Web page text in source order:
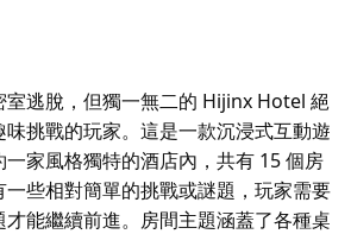
室逃脫，但獨一無二的 Hijinx Hotel 絕
挑戰的玩家。這是一款沉浸式互動遊
家風格獨特的酒店內，共有 15 個房
些相對簡單的挑戰或謎題，玩家需要
能繼續前進。房間主題涵蓋了各種桌